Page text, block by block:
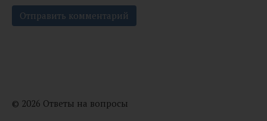
© 2026 Ответы на вопросы